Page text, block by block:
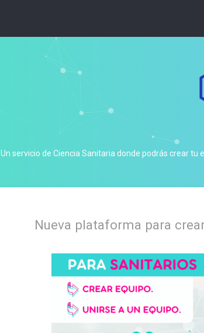
Un servicio de Ciencia Sanitaria donde podrás crear tu
Nueva plataforma para